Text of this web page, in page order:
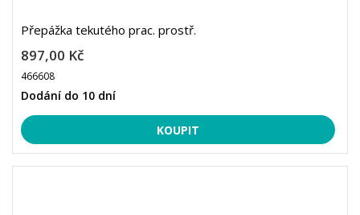
Přepážka tekutého prac. prostř.
897,00 Kč
466608
Dodání do 10 dní